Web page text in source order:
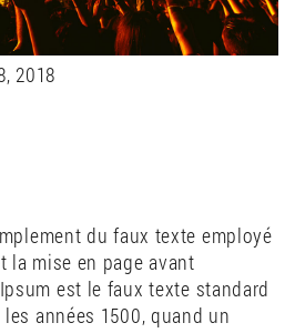
2018
du faux texte employé
mise en page avant
est le faux texte standard
années 1500, quand un